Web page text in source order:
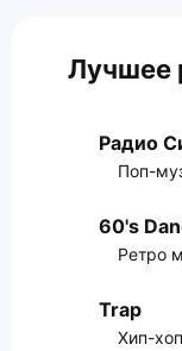
Лучшее
Радио
Поп-
60's
Ретро
Trap
Хип-